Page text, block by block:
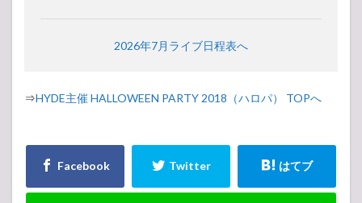
2026年7月ライブ日程表へ
⇒HYDE主催 HALLOWEEN PARTY 2018（ハロパ） TOPへ